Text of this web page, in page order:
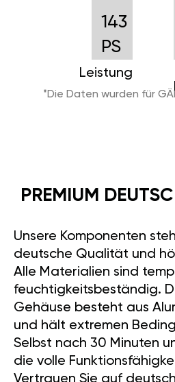
143
PS
Leistung
*Die Daten wurden für
PREMIUM
Unsere Komponenten
deutsche Qualität und
Alle Materialien sind
feuchtigkeitsbeständig.
Gehäuse besteht aus
und hält extremen
Selbst nach 30 Minuten
die volle
Vertrauen Sie auf